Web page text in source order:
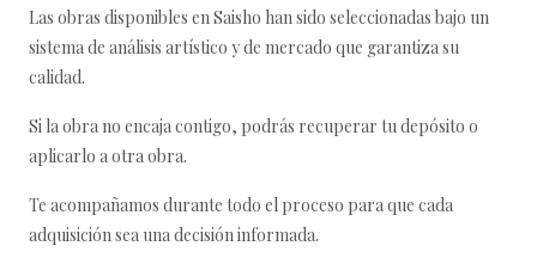
Las obras disponibles en Saisho han sido seleccionadas bajo un
sistema de análisis artístico y de mercado que garantiza su
calidad.
Si la obra no encaja contigo, podrás recuperar tu depósito o
aplicarlo a otra obra.
Te acompañamos durante todo el proceso para que cada
adquisición sea una decisión informada.